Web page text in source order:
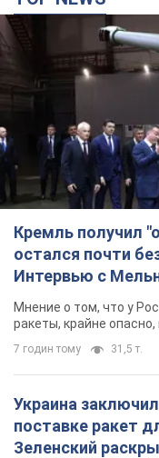
Кремль получил
остался почти
Интервью с
Мнение о том, что у
ракеты, крайне
7 годин тому 31,5 т.
Украина
поставке ракет
Зеленский